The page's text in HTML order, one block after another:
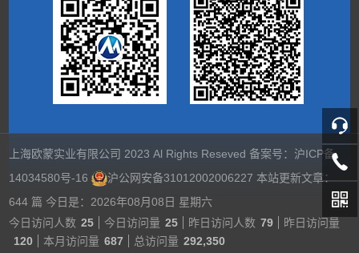
上海欧蒙实业有限公司 2023 Al Rights Reseved 备案号： 沪ICP备
14034580号-16
沪公网安备31012002006227 本站更新文章：
644 篇 今日是：2026年08月08日 星期六
今日访问人数 25 今日访问量 25 昨日访问人数 79
昨日访问量
120
本月访问量 687 总访问量 292,350